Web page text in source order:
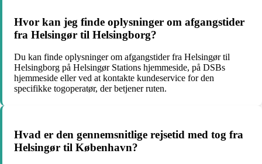
Hvor kan jeg finde oplysninger om afgangstider
fra Helsingør til Helsingborg?
Du kan finde oplysninger om afgangstider fra Helsingør til
Helsingborg på Helsingør Stations hjemmeside, på DSBs
hjemmeside eller ved at kontakte kundeservice for den
specifikke togoperatør, der betjener ruten.
Hvad er den gennemsnitlige rejsetid med tog fra
Helsingør til København?